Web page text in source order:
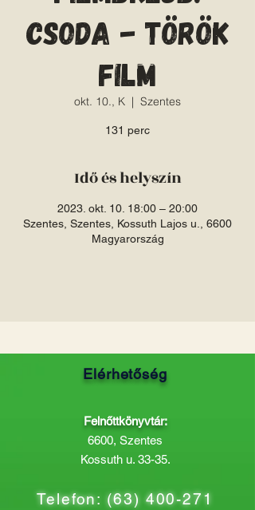
Csoda - török
film
okt. 10., K
  |
Szentes
131 perc
Idő és helyszín
2023. okt. 10. 18:00 – 20:00
Szentes, Szentes, Kossuth Lajos u., 6600
Magyarország
Elérhetőség
Felnőttkönyvtár:
6600, Szentes
Kossuth u. 33-35.
Telefon:(63) 400-271